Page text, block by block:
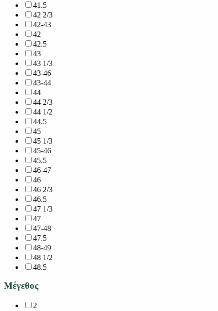
41.5
42 2/3
42-43
42
42.5
43
43 1/3
43-46
43-44
44
44 2/3
44 1/2
44.5
45
45 1/3
45-46
45.5
46-47
46
46 2/3
46.5
47 1/3
47
47-48
47.5
48-49
48 1/2
48.5
Μέγεθος
2